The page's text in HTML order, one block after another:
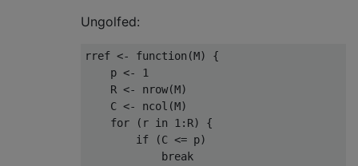
Ungolfed:
rref <- function (M)
{
    p
<-
1
    R
<- nrow(M)
    C
<- ncol (M)
for
( r in 1 : R)
{
if
(C <= p)
break